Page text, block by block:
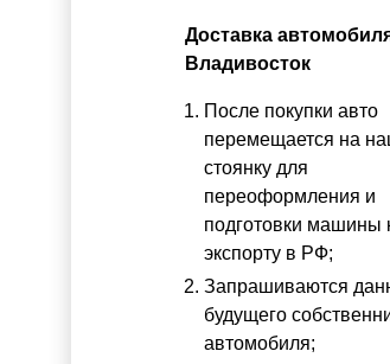
Доставка
Владивосток
После покупки авто
перемещается на
стоянку для
переоформления и
подготовки машины
экспорту в РФ;
Запрашиваются
будущего
автомобиля;